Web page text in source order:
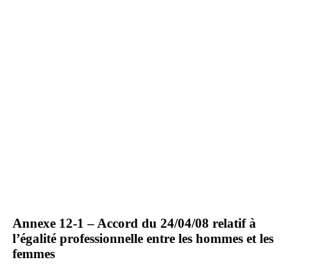
Annexe 12-1 – Accord du 24/04/08 relatif à
l’égalité professionnelle entre les hommes et les
femmes